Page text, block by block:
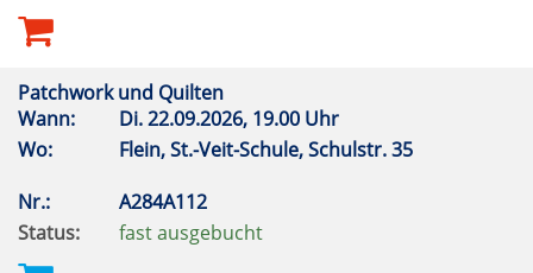
Patchwork und Quilten
Wann:
Di.22.09.2026, 19.00 Uhr
Wo:
Flein, St.-Veit-Schule, Schulstr. 35
Nr.:
A284A112
Status:
fast ausgebucht